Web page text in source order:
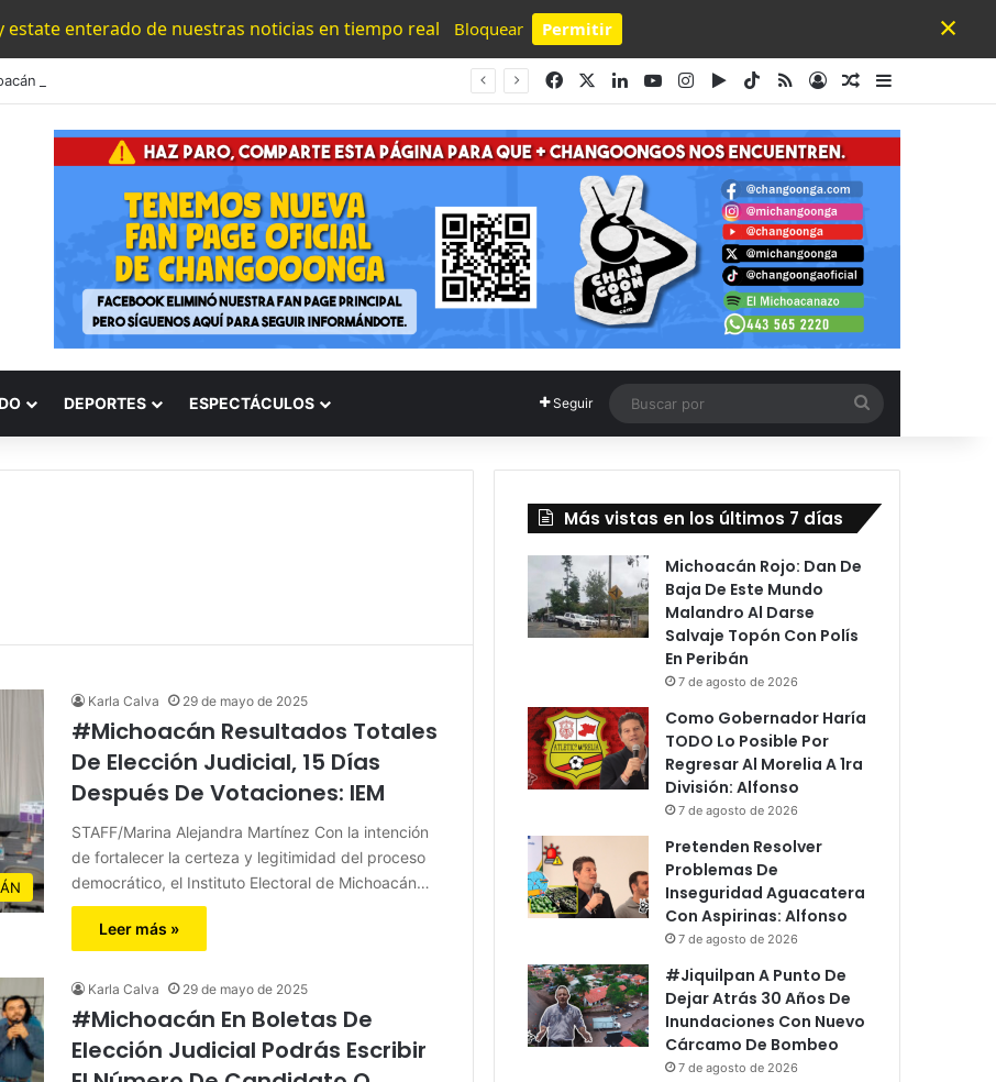
estate enterado de nuestras noticias en tiempo real Bloquear Permitir
Powered by SendPulse
×
FacebookLinkedInYouTubeInstagram
Google Play
TikTok
RSS AccesoPublicación al
DEPORTES ESPECTÁCULOS Seguir
por
Karla Calva 29 de mayo de 2025
#Michoacán Resultados Totales
De Elección Judicial, 15 Días
Después De Votaciones: IEM
STAFF/Marina Alejandra Martínez Con la intención
de fortalecer la certeza y legitimidad del proceso
democrático, el Instituto Electoral de Michoacán…
Leer más »
Karla Calva 29 de mayo de 2025
#Michoacán En Boletas De
Elección Judicial Podrás Escribir
Más vistas en los últimos 7 días
Michoacán Rojo: Dan De
Baja De Este Mundo
Malandro Al Darse
Salvaje Topón Con Polís
En Peribán
7 de agosto de 2026
Como Gobernador Haría
TODO Lo Posible Por
Regresar Al Morelia A 1ra
División: Alfonso
7 de agosto de 2026
Pretenden Resolver
Problemas De
Inseguridad Aguacatera
Con Aspirinas: Alfonso
7 de agosto de 2026
#Jiquilpan A Punto De
Dejar Atrás 30 Años De
Inundaciones Con Nuevo
Cárcamo De Bombeo
7 de agosto de 2026